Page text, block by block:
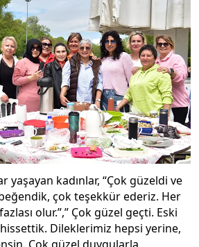
yaşayan kadınlar, “Çok güzeldi ve
çok teşekkür ederiz. Her
olur.”,” Çok güzel geçti. Eski
Dileklerimiz hepsi yerine,